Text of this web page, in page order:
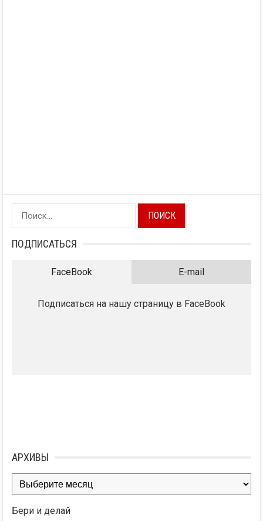
Найти:
ПОДПИСАТЬСЯ
FaceBook E-mail
Подписаться на нашу страницу в FaceBook
АРХИВЫ
Архивы
Бери и делай